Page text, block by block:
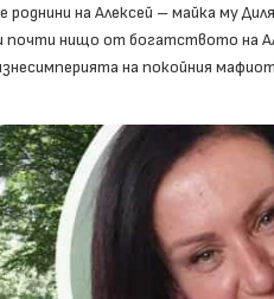
на Алексей – майка му
почти нищо от богатството на
на покойния